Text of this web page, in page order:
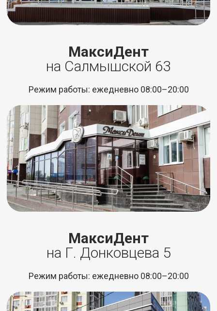
МаксиДент
на Салмышской 63
Режим работы: ежедневно 08:00–20:00
МаксиДент
на Г. Донковцева 5
Режим работы: ежедневно 08:00–20:00